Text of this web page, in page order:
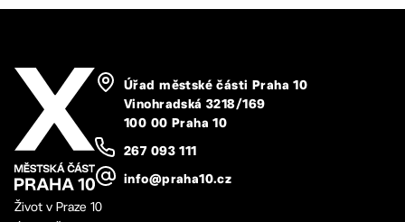
Úřad městské části Praha 10
Vinohradská 3218/169
100 00 Praha 10
267 093 111
info@praha10.cz
Život v Praze 10